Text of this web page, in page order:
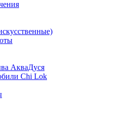
АкваДуся
Chi Lok